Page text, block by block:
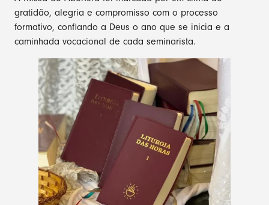
gratidão, alegria e compromisso com o processo
formativo, confiando a Deus o ano que se inicia e a
caminhada vocacional de cada seminarista.